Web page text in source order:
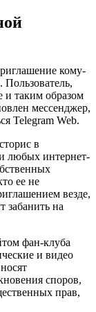
кому-
Пользователь,
и таким образом
мессенджер,
Telegram Web.
в
и любых интернет-
ее не
везде,
забанить на
фан-клуба
и видео
споров,
прав,